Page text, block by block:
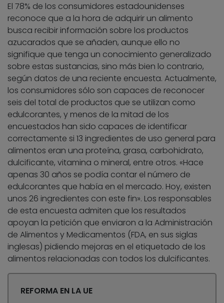
El 78% de los consumidores estadounidenses
reconoce que a la hora de adquirir un alimento
busca recibir información sobre los productos
azucarados que se añaden, aunque ello no
signifique que tenga un conocimiento generalizado
sobre estas sustancias, sino más bien lo contrario,
según datos de una reciente encuesta. Actualmente,
los consumidores sólo son capaces de reconocer
seis del total de productos que se utilizan como
edulcorantes, y menos de la mitad de los
encuestados han sido capaces de identificar
correctamente si 13 ingredientes de uso general para
alimentos eran una proteína, grasa, carbohidrato,
dulcificante, vitamina o mineral, entre otros. «Hace
apenas 30 años se podía contar el número de
edulcorantes que había en el mercado. Hoy, existen
unos 26 ingredientes con este fin». Los responsables
de esta encuesta admiten que los resultados
apoyan la petición que enviaron a la Administración
de Alimentos y Medicamentos (FDA, en sus siglas
inglesas) pidiendo mejoras en el etiquetado de los
alimentos relacionadas con todos los dulcificantes.
REFORMA EN LA UE